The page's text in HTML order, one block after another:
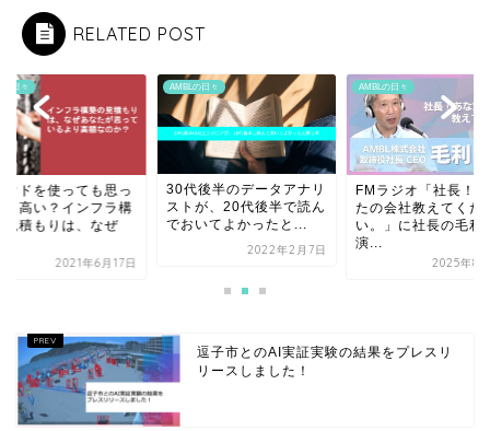
RELATED POST
の日々
ウドを使っても思っ
り高い？インフラ構
見積もりは、なぜ
2021年6月17日
AMBLの日々
30代後半のデータアナリ
ストが、20代後半で読ん
でおいてよかったと...
2022年2月7日
AMBLの日々
FMラジオ「社長！
たの会社教えてくだ
い。」に社長の毛利
演...
2025年8
逗子市とのAI実証実験の結果をプレスリ
リースしました！